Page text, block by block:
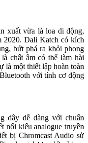
xuất vừa là loa di động,
2020. Dali Katch có kích
bứt phá ra khỏi phong
chất âm có thể làm hài
là một thiết lập hoàn toàn
với tính cơ động
dây dễ dàng với chuẩn
nối kiểu analogue truyền
bị Chromcast Audio sử